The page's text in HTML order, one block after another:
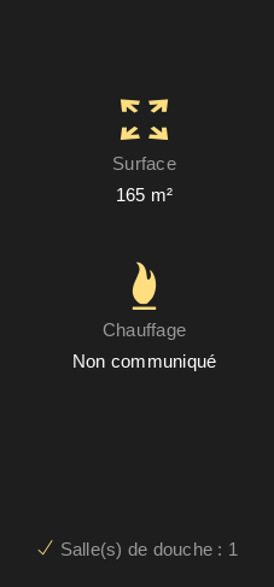
Surface
165 m²
Chauffage
Non communiqué
Salle(s) de douche : 1